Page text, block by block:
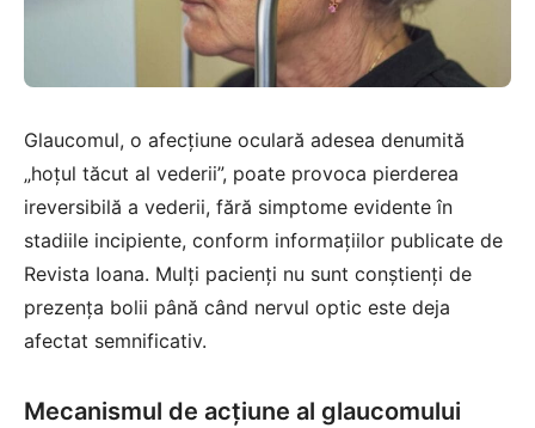
Glaucomul, o afecțiune oculară adesea denumită
„hoțul tăcut al vederii”, poate provoca pierderea
ireversibilă a vederii, fără simptome evidente în
stadiile incipiente, conform informațiilor publicate de
Revista Ioana. Mulți pacienți nu sunt conștienți de
prezența bolii până când nervul optic este deja
afectat semnificativ.
Mecanismul de acțiune al glaucomului